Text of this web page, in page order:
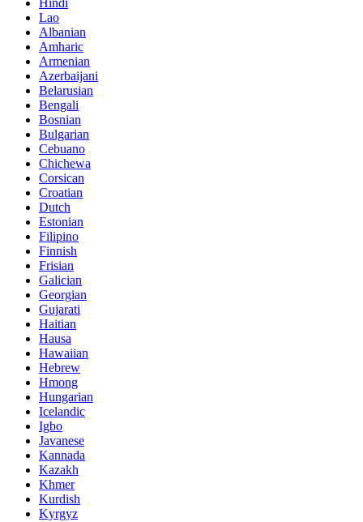
Hindi
Lao
Albanian
Amharic
Armenian
Azerbaijani
Belarusian
Bengali
Bosnian
Bulgarian
Cebuano
Chichewa
Corsican
Croatian
Dutch
Estonian
Filipino
Finnish
Frisian
Galician
Georgian
Gujarati
Haitian
Hausa
Hawaiian
Hebrew
Hmong
Hungarian
Icelandic
Igbo
Javanese
Kannada
Kazakh
Khmer
Kurdish
Kyrgyz